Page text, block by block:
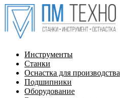
Инструменты
Станки
Оснастка для производства
Подшипники
Оборудование